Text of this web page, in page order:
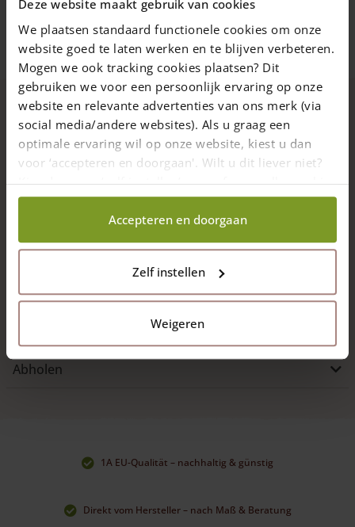
Deze website maakt gebruik van cookies
We plaatsen standaard functionele cookies om onze
website goed te laten werken en te blijven verbeteren.
Mogen we ook tracking cookies plaatsen? Dit
gebruiken we voor een persoonlijk ervaring op onze
website en relevante advertenties van ons merk (via
social media/andere websites). Als u graag een
optimale ervaring wil op onze website, kiest u dan
voor ‘accepteren en doorgaan'. Wilt u dit liever niet?
Kies dan voor ‘zelf instellen’ en geef aan welke cookies
wij wel mogen verzamelen.
Accepteren en doorgaan
Zelf instellen
Weigeren
Beschreibung
Federriegel – Torriegel für Ihr Holztor. Eine einfache Lösung,
damit Ihr Gartentor immer richtig schließt! Der Torriegel ist
verzinkt und eignet sich u.a. besonders gut für
Weiterlesen
Details
Abholen
1A EU-Qualität – nachhaltig & günstig
Direkt vom Hersteller – nach Maß & Beratung